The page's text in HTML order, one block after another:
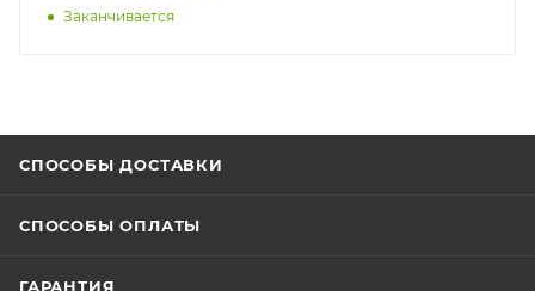
Заканчивается
СПОСОБЫ ДОСТАВКИ
СПОСОБЫ ОПЛАТЫ
ГАРАНТИЯ